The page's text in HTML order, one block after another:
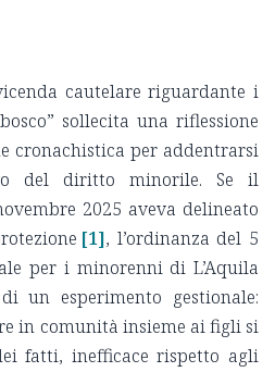
cautelare riguardante i
sollecita una riflessione
cronachistica per addentrarsi
del diritto minorile. Se il
2025 aveva delineato
[1], l’ordinanza del 5
per i minorenni di L’Aquila
un esperimento gestionale:
in comunità insieme ai figli si
fatti, inefficace rispetto agli